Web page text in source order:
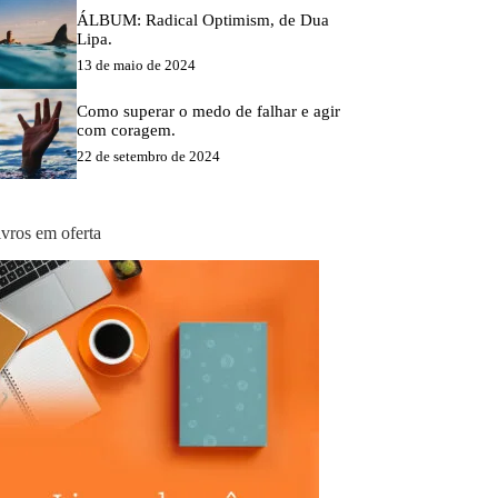
ÁLBUM: Radical Optimism, de Dua
Lipa.
13 de maio de 2024
Como superar o medo de falhar e agir
com coragem.
22 de setembro de 2024
em oferta